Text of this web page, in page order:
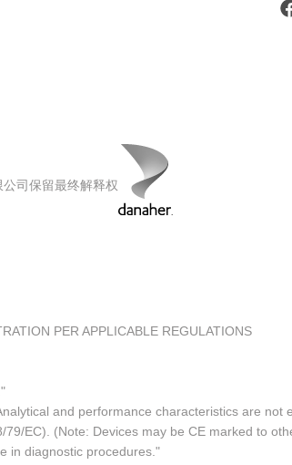
司保留最终解释权
PER APPLICABLE REGULATIONS
and performance characteristics are not
EC). (Note: Devices may be CE marked to
in diagnostic procedures."